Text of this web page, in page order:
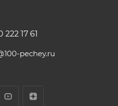
222 17 61
pechey.ru